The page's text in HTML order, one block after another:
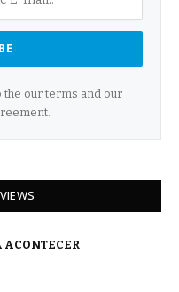
the our terms and our
ACONTECER